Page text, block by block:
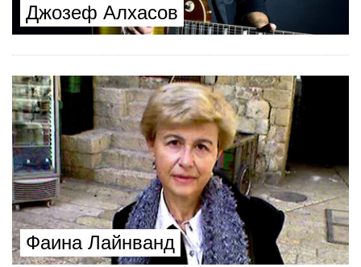
Джозеф Алхасов
Фаина Лайнванд